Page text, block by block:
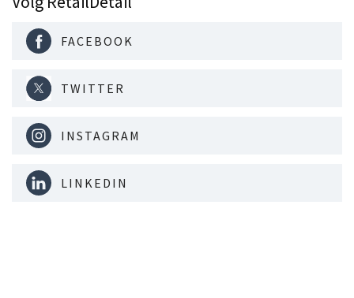
FACEBOOK
TWITTER
INSTAGRAM
LINKEDIN